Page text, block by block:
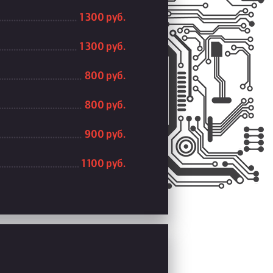
1 300 руб.
1 300 руб.
800 руб.
800 руб.
900 руб.
1 100 руб.